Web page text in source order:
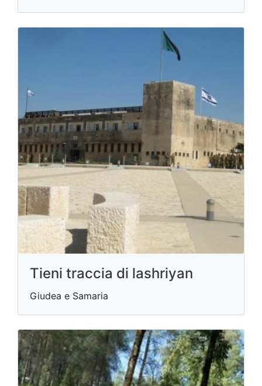
Tieni traccia di lashriyan
Giudea e Samaria